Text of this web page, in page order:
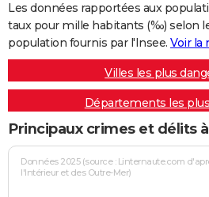
Les données rapportées aux
taux pour mille habitants (‰) selon
population fournis par l'Insee. Voir la
Villes les plus
Départements les
Principaux crimes et délits
Données 2025 (source : Linternaute.com
l'Intérieur et des Outre-Mer)